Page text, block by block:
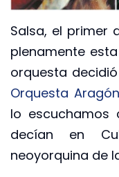
Salsa, el primer
plenamente
orquesta
Orquesta
lo escuchamos
decían en
neoyorquina de